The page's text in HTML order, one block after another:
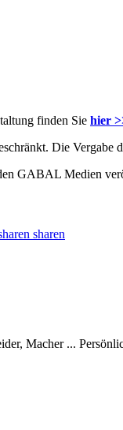
finden Sie hier
Die
GABAL Medien
sharen
Macher ...